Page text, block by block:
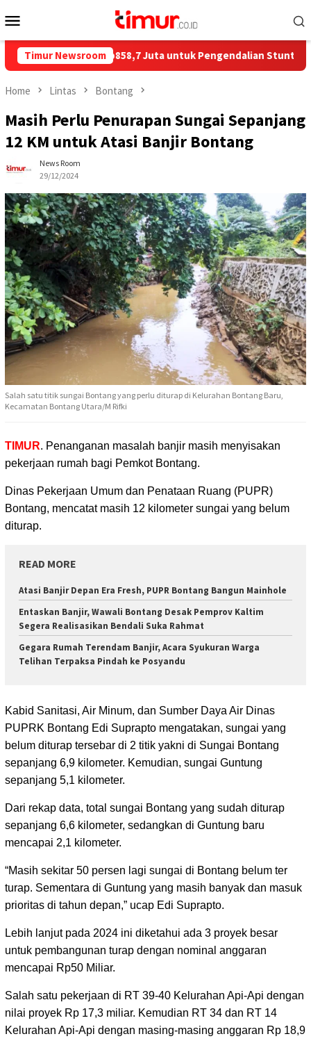
to
Menu
Timur Newsroom
Salurkan Rp858,7 Juta untuk Pengendalian Stunting di Kota
Home Lintas Bontang
Masih Perlu Penurapan Sungai Sepanjang
12 KM untuk Atasi Banjir Bontang
News Room
29/12/2024
Salah satu titik sungai Bontang yang perlu diturap di Kelurahan Bontang Baru,
Kecamatan Bontang Utara/M Rifki
TIMUR. Penanganan masalah banjir masih menyisakan
pekerjaan rumah bagi Pemkot Bontang.
Dinas Pekerjaan Umum dan Penataan Ruang (PUPR)
Bontang, mencatat masih 12 kilometer sungai yang belum
diturap.
READ MORE
Atasi Banjir Depan Era Fresh, PUPR Bontang Bangun Mainhole
Entaskan Banjir, Wawali Bontang Desak Pemprov Kaltim
Segera Realisasikan Bendali Suka Rahmat
Gegara Rumah Terendam Banjir, Acara Syukuran Warga
Telihan Terpaksa Pindah ke Posyandu
Kabid Sanitasi, Air Minum, dan Sumber Daya Air Dinas
PUPRK Bontang Edi Suprapto mengatakan, sungai yang
belum diturap tersebar di 2 titik yakni di Sungai Bontang
sepanjang 6,9 kilometer. Kemudian, sungai Guntung
sepanjang 5,1 kilometer.
Dari rekap data, total sungai Bontang yang sudah diturap
sepanjang 6,6 kilometer, sedangkan di Guntung baru
mencapai 2,1 kilometer.
“Masih sekitar 50 persen lagi sungai di Bontang belum ter
turap. Sementara di Guntung yang masih banyak dan masuk
prioritas di tahun depan,” ucap Edi Suprapto.
Lebih lanjut pada 2024 ini diketahui ada 3 proyek besar
untuk pembangunan turap dengan nominal anggaran
mencapai Rp50 Miliar.
Salah satu pekerjaan di RT 39-40 Kelurahan Api-Api dengan
nilai proyek Rp 17,3 miliar. Kemudian RT 34 dan RT 14
Kelurahan Api-Api dengan masing-masing anggaran Rp 18,9